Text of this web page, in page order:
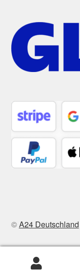
©A24 Deutschland
Suchen